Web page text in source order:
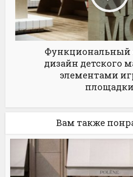
Функциональный
дизайн детского
элементами
площадки
Вам также